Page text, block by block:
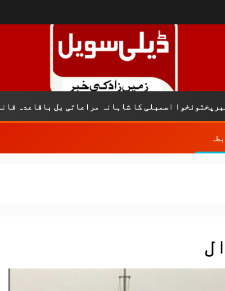
کا شاہانہ مراعاتی بل باقاعدہ قانون ہے